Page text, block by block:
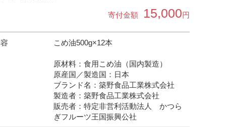
寄付金額 15,000円
こめ油500g×12本
原材料：食用こめ油（国内製造）
原産国／製造国：日本
ブランド名：築野食品工業株式会社
製造者：築野食品工業株式会社
販売者：特定非営利活動法人 かつら
ぎフルーツ王国振興公社